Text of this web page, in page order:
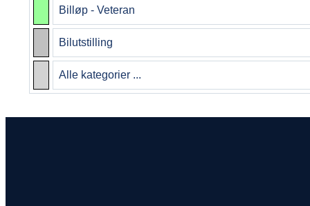
Billøp - Veteran
Bilutstilling
Alle kategorier ...